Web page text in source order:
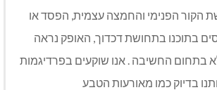
הקור הפנימי והחמצה עצמית, הפסד או
בתוכנו בתחושת דכדוך, האופק נראה
בתחום החשיבה . אנו שוקעים בפרדיגמות
בדיוק כמו מאורעות הטבע